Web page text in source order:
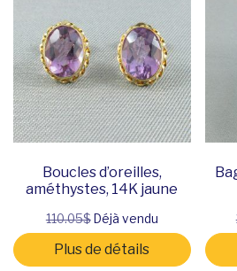
Boucles d’oreilles,
améthystes, 14K jaune
110.05$Déjà vendu
Plus de détails